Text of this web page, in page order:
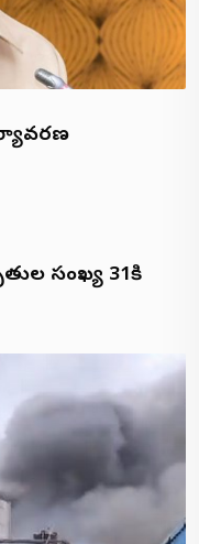
సంఖ్య 31కి